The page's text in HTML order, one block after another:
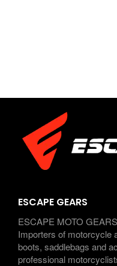
ESCAPE GEARS
ESCAPE MOTO
Importers of motorcycle
boots, saddlebags and
professional